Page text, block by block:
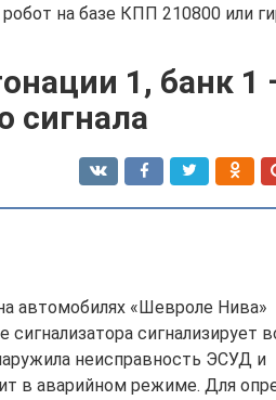
на базе КПП 210800 или
1, банк 1
сигнала
автомобилях «Шевроле Нива»
сигнализирует
неисправность ЭСУД и
в аварийном режиме. Для